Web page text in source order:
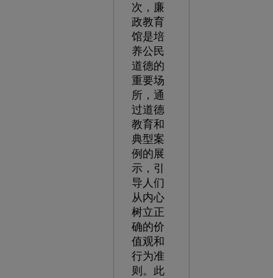
次，廉
政教育
馆是培
养公民
道德的
重要场
所，通
过道德
教育和
典型案
例的展
示，引
导人们
从内心
树立正
确的价
值观和
行为准
则。此